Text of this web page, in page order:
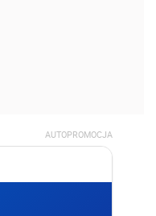
AUTOPROMOCJA